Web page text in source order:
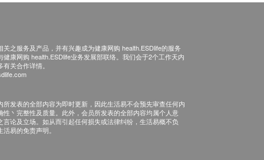
关之服务及产品，并有兴趣成为健康网购 health.ESDlife的服务
健康网购 health.ESDlife业务发展部联络。我们会于2个工作天内
关合作详情。
所发表的全部内容为即时更新，因此生活易不会预先审查任何内
性丶完整性及质量。此外，会员所发表的全部内容均属个人意
言论及立场。如从而引起任何损失或法律纠纷，生活易概不负
易的免责声明。